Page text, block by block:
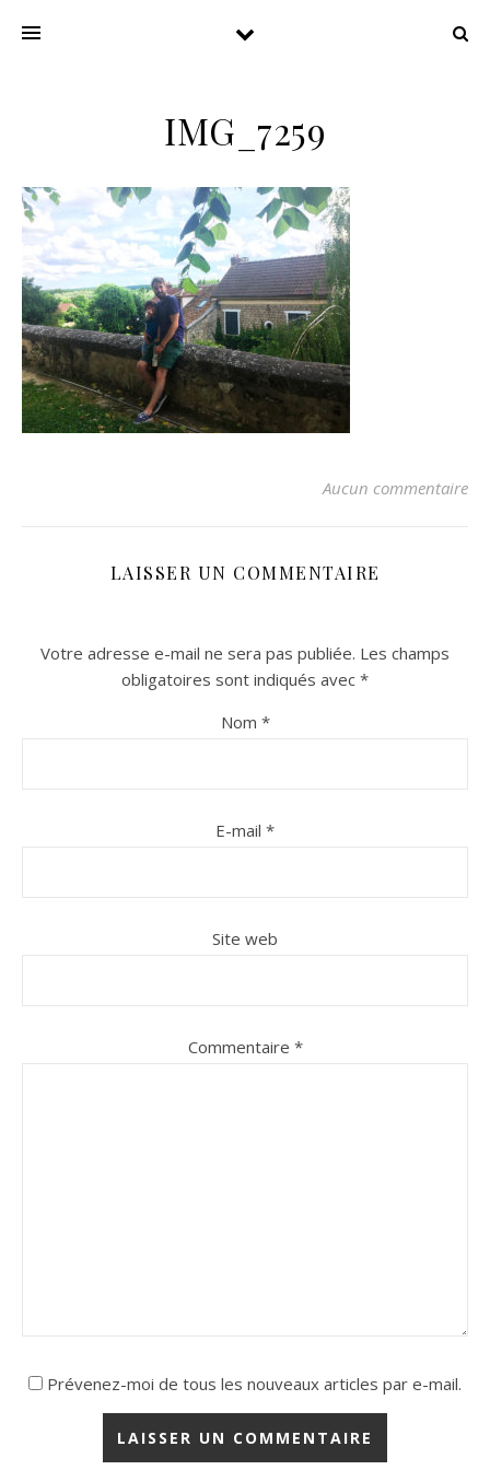
IMG_7259
Aucun commentaire
LAISSER UN COMMENTAIRE
Votre adresse e-mail ne sera pas publiée. Les champs
obligatoires sont indiqués avec *
Nom *
E-mail *
Site web
Commentaire *
Prévenez-moi de tous les nouveaux articles par e-mail.